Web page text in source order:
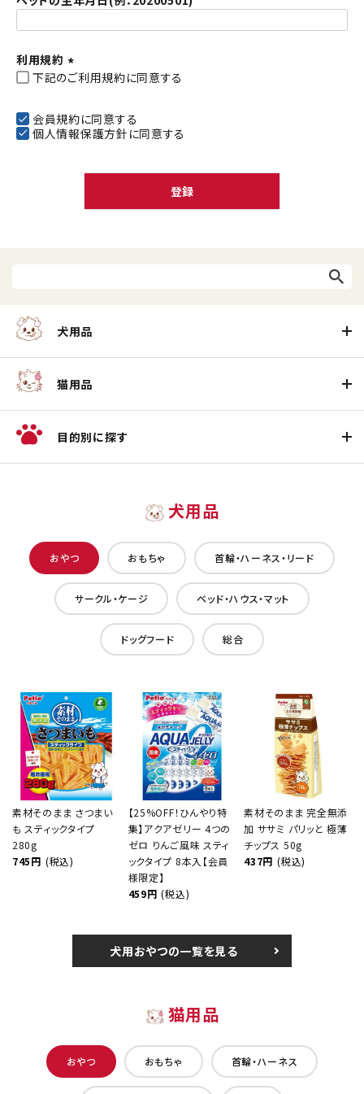
利用規約
(
須
)
下記のご利用規約に同意する
会員規約に同意する
個人情報保護方針 に同意する
登録
犬用品
猫用品
目的別に探す
犬用品
おやつ おもちゃ 首輪・ハーネス・リード
サークル・ケージ ベッド・ハウス・マット
ドッグフード 総合
素材そのまま さつまい
も スティックタイプ
280g
745円 (税込)
【25%OFF！ひんやり特
集】アクアゼリー 4つの
ゼロ りんご風味 スティ
ックタイプ 8本入【会員
様限定】
459円 (税込)
素材そのまま 完全無添
加 ササミ パリッと 極薄
チップス 50g
437円 (税込)
犬用おやつの一覧を見る
猫用品
おやつ おもちゃ 首輪・ハーネス